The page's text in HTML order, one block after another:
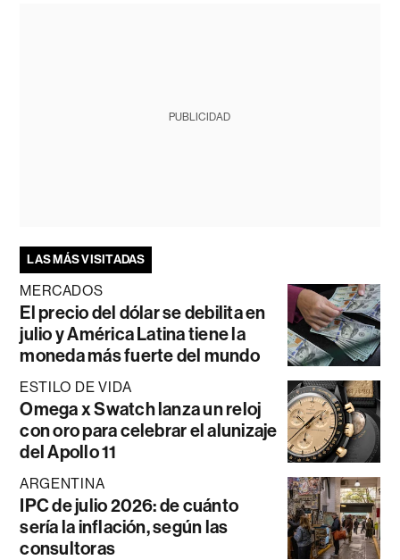
PUBLICIDAD
LAS MÁS VISITADAS
MERCADOS
El precio del dólar se debilita en
julio y América Latina tiene la
moneda más fuerte del mundo
ESTILO DE VIDA
Omega x Swatch lanza un reloj
con oro para celebrar el alunizaje
del Apollo 11
ARGENTINA
IPC de julio 2026: de cuánto
sería la inflación, según las
consultoras